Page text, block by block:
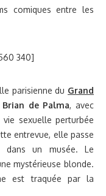
comiques entre les
340]
parisienne du Grand
Brian de Palma, avec
sexuelle perturbée
entrevue, elle passe
un musée. Le
mystérieuse blonde.
est traquée par la